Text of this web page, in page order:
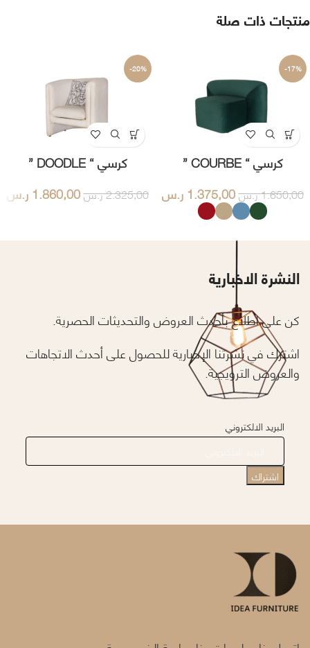
منتجات ذات صلة
-17%
كرسي “ COURBE ”
1.650,00ر.س1.375,00ر.س
-20%
كرسي “ DOODLE ”
2.325,00ر.س1.860,00ر.س
النشرة الاخبارية
كن على اطلاع بأحدث العروض والتحديثات الحصرية.
اشترك في نشرتنا الإخبارية للحصول على أحدث الاتجاهات
والعروض الترويجية.
البريد الالكتروني